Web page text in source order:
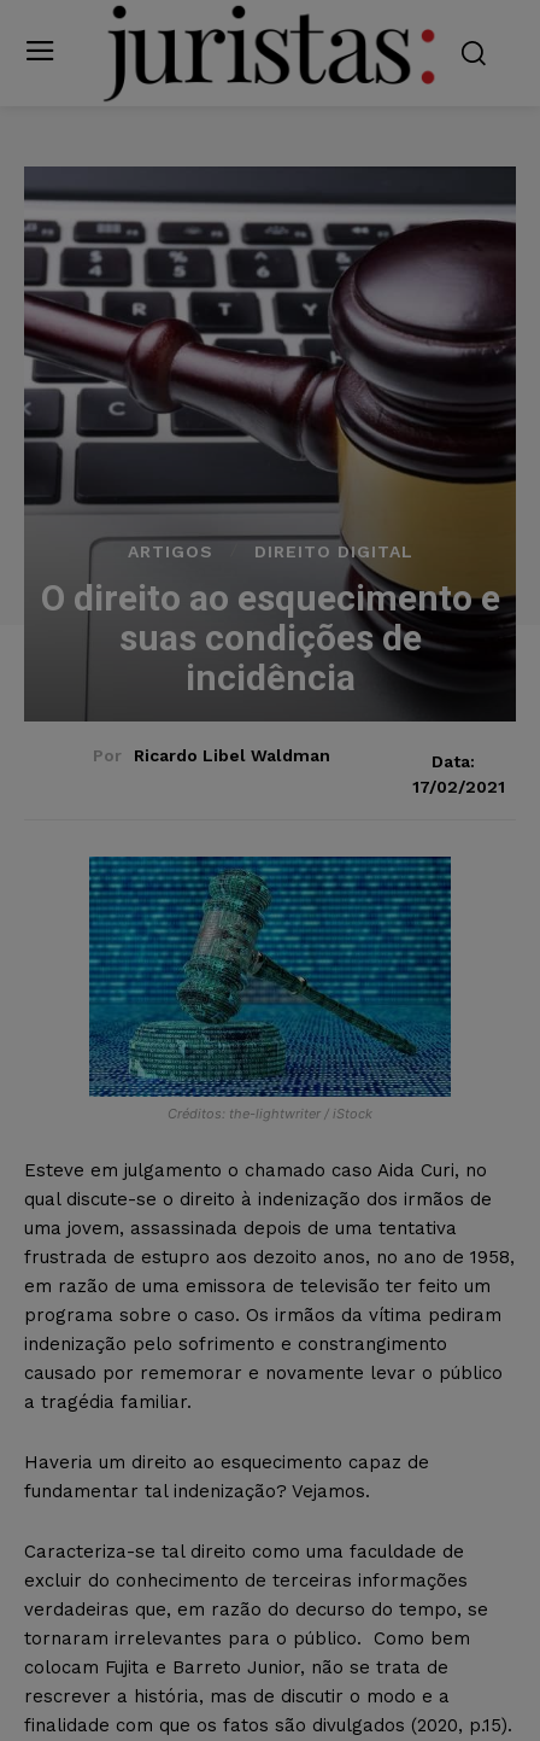
ARTIGOS DIREITO DIGITAL
O direito ao esquecimento e
suas condições de
incidência
Por Ricardo Libel Waldman
Data:
17/02/2021
Créditos: the-lightwriter / iStock
Esteve em julgamento o chamado caso Aida Curi, no
qual discute-se o direito à indenização dos irmãos de
uma jovem, assassinada depois de uma tentativa
frustrada de estupro aos dezoito anos, no ano de 1958,
em razão de uma emissora de televisão ter feito um
programa sobre o caso. Os irmãos da vítima pediram
indenização pelo sofrimento e constrangimento
causado por rememorar e novamente levar o público
a tragédia familiar.
Haveria um direito ao esquecimento capaz de
fundamentar tal indenização? Vejamos.
Caracteriza-se tal direito como uma faculdade de
excluir do conhecimento de terceiras informações
verdadeiras que, em razão do decurso do tempo, se
tornaram irrelevantes para o público. Como bem
colocam Fujita e Barreto Junior, não se trata de
rescrever a história, mas de discutir o modo e a
finalidade com que os fatos são divulgados (2020, p.15).